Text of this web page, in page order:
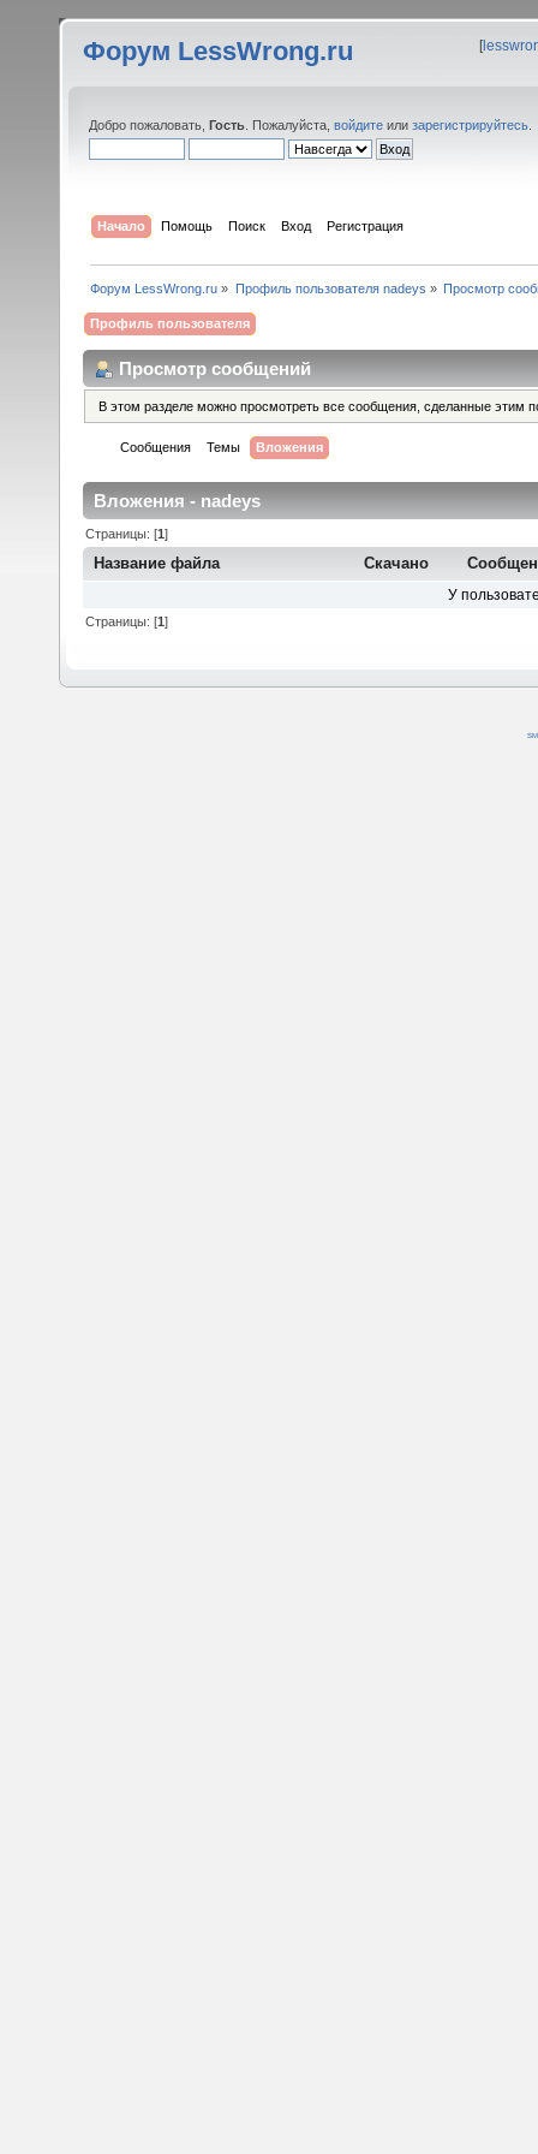
Форум LessWrong.ru [
Добро пожаловать, Гость . Пожалуйста, войдите или зарегистрируйтесь
Начало Помощь Поиск Вход Регистрация
Форум LessWrong.ru » Профиль пользователя nadeys » Просмотр
Профиль пользователя
Просмотр сообщений
В этом разделе можно просмотреть все сообщения, сделанные этим
Сообщения Темы Вложения
Вложения - nadeys
Страницы: [1]
Название файла Скачано
У
Страницы: [1]